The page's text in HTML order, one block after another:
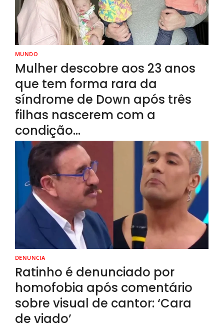
MUNDO
Mulher descobre aos 23 anos
que tem forma rara da
síndrome de Down após três
filhas nascerem com a
condição…
DENUNCIA
Ratinho é denunciado por
homofobia após comentário
sobre visual de cantor: ‘Cara
de viado’